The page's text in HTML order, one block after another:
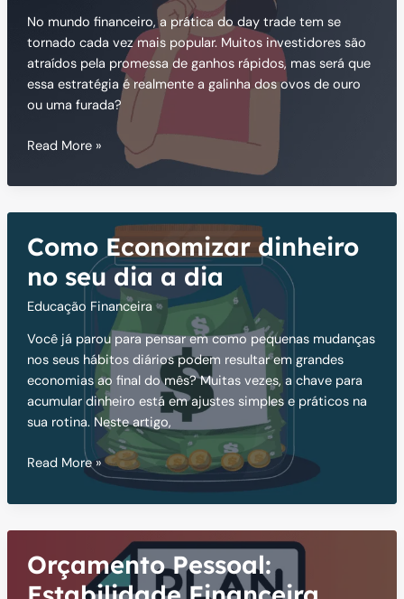
No mundo financeiro, a prática do day trade tem se
tornado cada vez mais popular. Muitos investidores são
atraídos pela promessa de ganhos rápidos, mas será que
essa estratégia é realmente a galinha dos ovos de ouro
ou uma furada?
Day
é
e
Oportunidades
Read More »
Como Economizar dinheiro
no seu dia a dia
Educação Financeira
Você já parou para pensar em como pequenas mudanças
nos seus hábitos diários podem resultar em grandes
economias ao final do mês? Muitas vezes, a chave para
acumular dinheiro está em ajustes simples e práticos na
sua rotina. Neste artigo,
Como
Economizar
dinheiro
dia
a
Read More »
Orçamento Pessoal: